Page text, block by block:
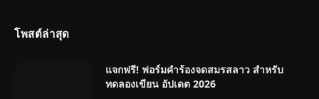
โพสต์ล่าสุด
แจกฟรี! ฟอร์มคำร้องจดสมรสลาว สำหรับ
ทดลองเขียน อัปเดต 2026